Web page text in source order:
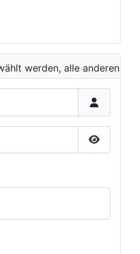
Passwort
werden, alle anderen